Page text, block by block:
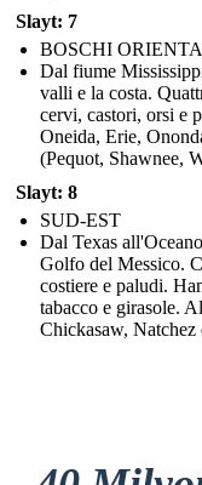
Slayt: 7
BOSCHI
Dal fiume
valli e la costa.
cervi, castori, orsi e
Oneida, Erie,
(Pequot, Shawnee,
Slayt: 8
SUD-EST
Dal Texas
Golfo del Messico.
costiere e paludi.
tabacco e girasole.
Chickasaw, Natchez